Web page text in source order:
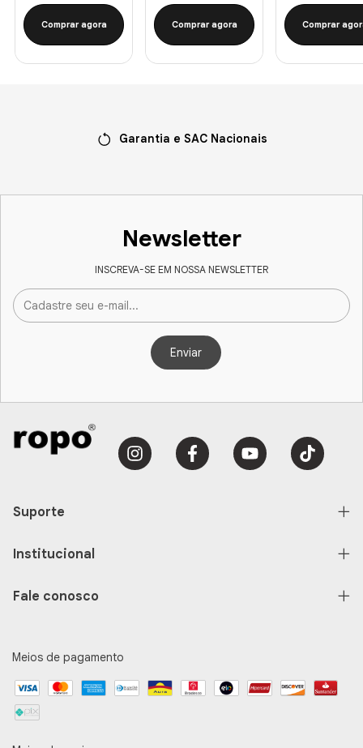
Comprar agora Comprar agora Comprar
Garantia e SAC Nacionais
Newsletter
INSCREVA-SE EM NOSSA NEWSLETTER
Suporte
Institucional
Fale conosco
Meios de pagamento